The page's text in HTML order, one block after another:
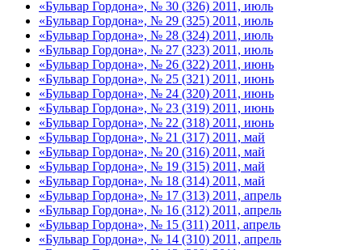
«Бульвар Гордона», № 30 (326) 2011, июль
«Бульвар Гордона», № 29 (325) 2011, июль
«Бульвар Гордона», № 28 (324) 2011, июль
«Бульвар Гордона», № 27 (323) 2011, июль
«Бульвар Гордона», № 26 (322) 2011, июнь
«Бульвар Гордона», № 25 (321) 2011, июнь
«Бульвар Гордона», № 24 (320) 2011, июнь
«Бульвар Гордона», № 23 (319) 2011, июнь
«Бульвар Гордона», № 22 (318) 2011, июнь
«Бульвар Гордона», № 21 (317) 2011, май
«Бульвар Гордона», № 20 (316) 2011, май
«Бульвар Гордона», № 19 (315) 2011, май
«Бульвар Гордона», № 18 (314) 2011, май
«Бульвар Гордона», № 17 (313) 2011, апрель
«Бульвар Гордона», № 16 (312) 2011, апрель
«Бульвар Гордона», № 15 (311) 2011, апрель
«Бульвар Гордона», № 14 (310) 2011, апрель